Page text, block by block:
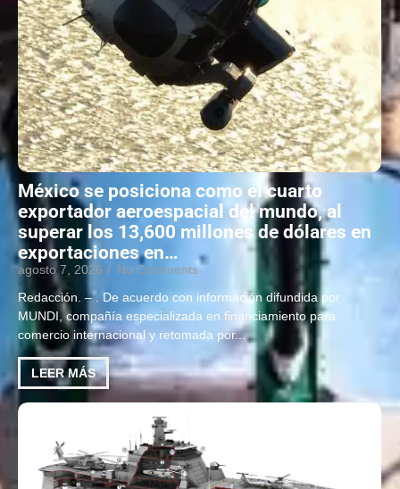
México se posiciona como el cuarto
exportador aeroespacial del mundo, al
superar los 13,600 millones de dólares en
exportaciones en…
agosto 7, 2026 / No Comments
Redacción. – . De acuerdo con información difundida por
MUNDI, compañía especializada en financiamiento para
comercio internacional y retomada por...
LEER MÁS